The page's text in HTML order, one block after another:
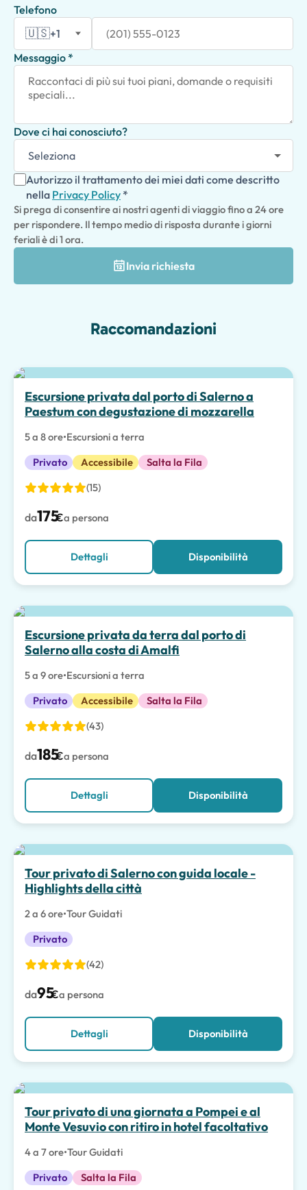
Telefono
🇺🇸+1
Messaggio *
Dove ci hai conosciuto?
Autorizzo il trattamento dei miei dati come descritto
nella Privacy Policy *
Si prega di consentire ai nostri agenti di viaggio fino a 24 ore
per rispondere. Il tempo medio di risposta durante i giorni
feriali è di 1 ora.
Invia richiesta
Raccomandazioni
Scelta migliore
Escursione privata dal porto di Salerno a
Paestum con degustazione di mozzarella
5 a 8 ore•Escursioni a terra
Privato
Accessibile
Salta la Fila
(15)
da175€a persona
Dettagli Disponibilità
Escursione privata da terra dal porto di
Salerno alla costa di Amalfi
5 a 9 ore•Escursioni a terra
Privato
Accessibile
Salta la Fila
(43)
da185€a persona
Dettagli Disponibilità
Tour privato di Salerno con guida locale -
Highlights della città
2 a 6 ore•Tour Guidati
Privato
(42)
da95€a persona
Dettagli Disponibilità
Tour privato di una giornata a Pompei e al
Monte Vesuvio con ritiro in hotel facoltativo
4 a 7 ore•Tour Guidati
Privato
Salta la Fila